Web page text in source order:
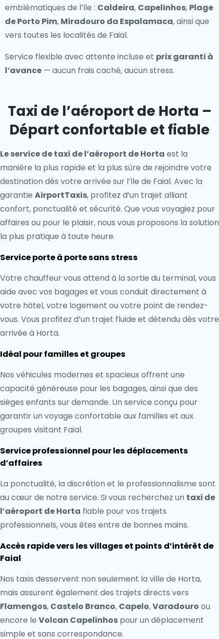
emblématiques de l’île : Caldeira, Capelinhos, Plage
de Porto Pim, Miradouro da Espalamaca, ainsi que
vers toutes les localités de Faial.
Service flexible avec attente incluse et prix garanti à
l’avance — aucun frais caché, aucun stress.
Taxi de l’aéroport de Horta –
Départ confortable et fiable
Le service de taxi de l’aéroport de Horta est la
manière la plus rapide et la plus sûre de rejoindre votre
destination dès votre arrivée sur l’île de Faial. Avec la
garantie AirportTaxis, profitez d’un trajet alliant
confort, ponctualité et sécurité. Que vous voyagiez pour
affaires ou pour le plaisir, nous vous proposons la solution
la plus pratique à toute heure.
Service porte à porte sans stress
Votre chauffeur vous attend à la sortie du terminal, vous
aide avec vos bagages et vous conduit directement à
votre hôtel, votre logement ou votre point de rendez-
vous. Vous profitez d’un trajet fluide et détendu dès votre
arrivée à Horta.
Idéal pour familles et groupes
Nos véhicules modernes et spacieux offrent une
capacité généreuse pour les bagages, ainsi que des
sièges enfants sur demande. Un service conçu pour
garantir un voyage confortable aux familles et aux
groupes visitant Faial.
Service professionnel pour les déplacements
d’affaires
La ponctualité, la discrétion et le professionnalisme sont
au cœur de notre service. Si vous recherchez un taxi de
l’aéroport de Horta fiable pour vos trajets
professionnels, vous êtes entre de bonnes mains.
Accès rapide vers les villages et points d’intérêt de
Faial
Nos taxis desservent non seulement la ville de Horta,
mais assurent également des trajets directs vers
Flamengos, Castelo Branco, Capelo,Varadouro ou
encore le Volcan Capelinhos pour un déplacement
simple et sans correspondance.